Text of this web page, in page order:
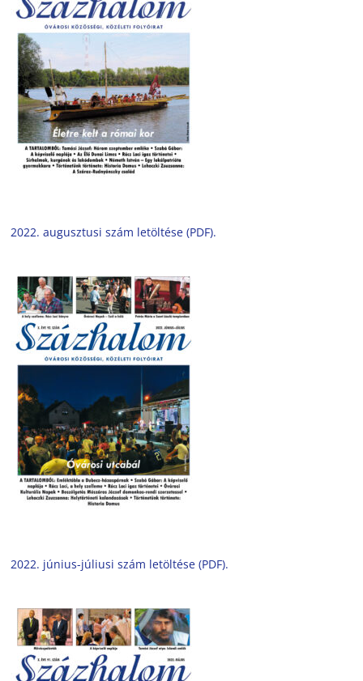
2022. augusztusi szám letöltése (PDF).
2022. június-júliusi szám letöltése (PDF).